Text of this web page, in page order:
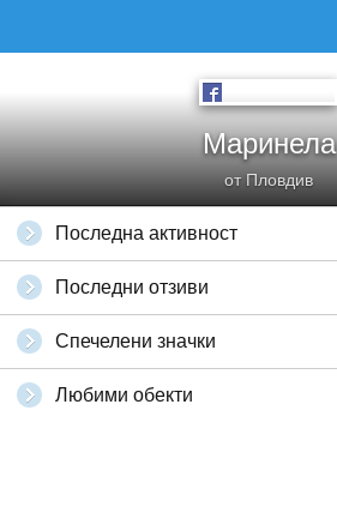
Маринела
от Пловдив
Последна активност
Последни отзиви
Спечелени значки
Любими обекти